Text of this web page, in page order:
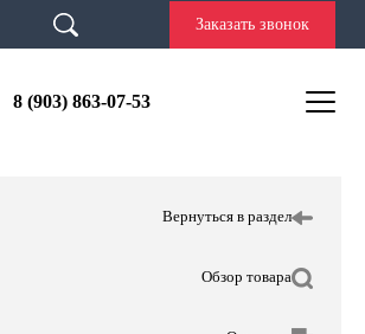
Заказать звонок
8 (903) 863-07-53
Вернуться в раздел
Обзор товара